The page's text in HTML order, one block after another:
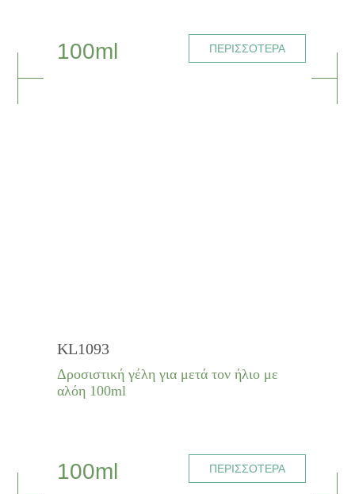
100ml ΠΕΡΙΣΣΟΤΕΡΑ
KL1093
Δροσιστική γέλη για μετά τον ήλιο με
αλόη 100ml
100ml ΠΕΡΙΣΣΟΤΕΡΑ